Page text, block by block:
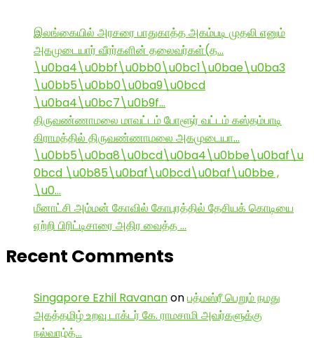
இலங்கையில் அரசரை பாதுகாத்த அகம்படி முதலி எனும்
அகமுடையார் வீரர்களின் தலைவர்கள்(த…
\u0ba4\u0bbf\u0bb0\u0bc1\u0bae\u0ba3
\u0bb5\u0bb0\u0ba9\u0bcd
\u0ba4\u0bc7\u0b9f…
திருவண்ணாமலை மாவட்டம் போளூர் வட்டம் கஸ்தம்பாடி
கிராமத்தில் திருவண்ணாமலை அகமுடையா…
\u0bb5\u0ba8\u0bcd\u0ba4\u0bbe\u0baf\u
0bcd \u0b85\u0baf\u0bcd\u0baf\u0bbe ,
\u0…
மீனாட்சி அம்மன் கோவில் கோபுரத்தில் தேசியக் கொடியை
ஏற்றி பிரிட்டிசாரை அதிர வைத்த …
Recent Comments
Singapore Ezhil Ravananonபத்மஸ்ரீ பெறும் நமது
அகத்தமிழ் உறவு டாக்டர் கே. ராமசாமி அவர்களுக்கு
நல்வாழ்த்…